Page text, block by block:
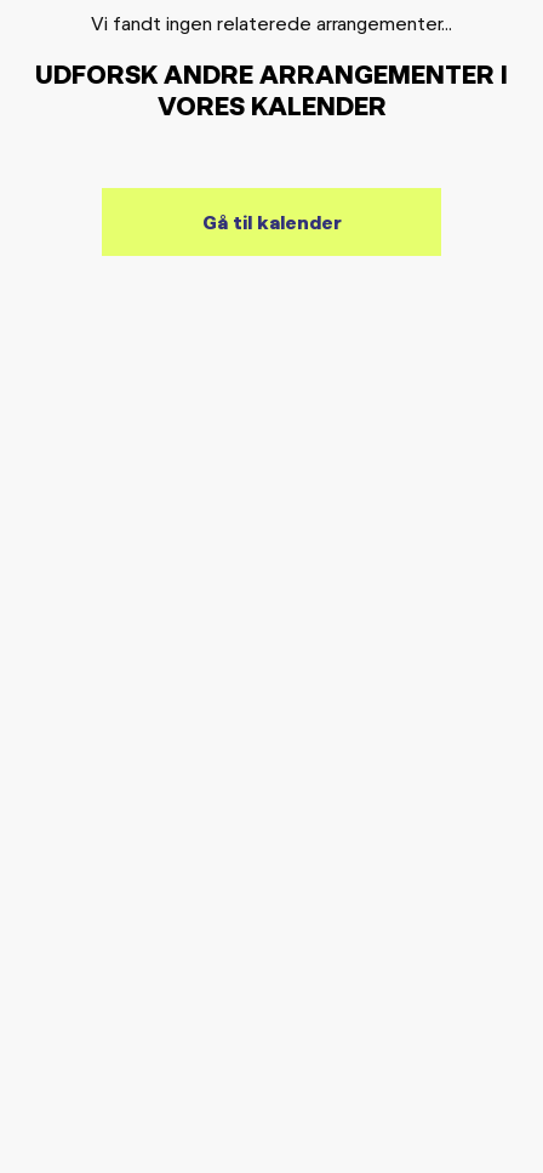
Vi fandt ingen relaterede arrangementer...
UDFORSK ANDRE ARRANGEMENTER I
VORES KALENDER
Gå til kalender